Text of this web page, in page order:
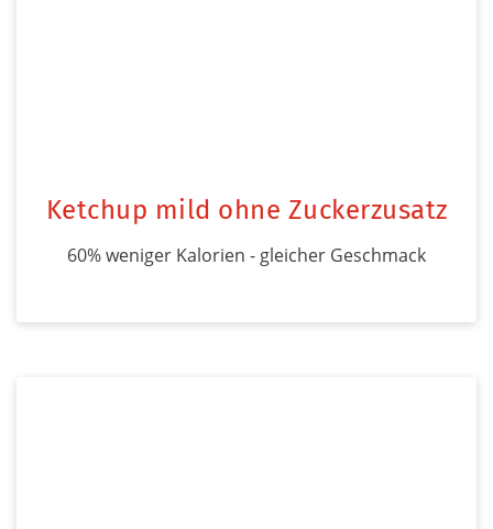
Ketchup mild ohne Zuckerzusatz
60% weniger Kalorien - gleicher Geschmack